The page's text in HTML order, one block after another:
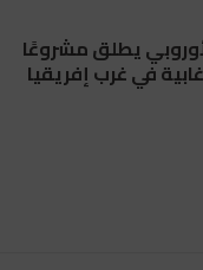
يطلق مشروعًا
في غرب إفريقيا